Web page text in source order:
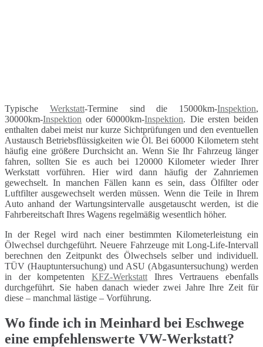
Typische Werkstatt-Termine sind die 15000km-Inspektion,
30000km-Inspektion oder 60000km-Inspektion. Die ersten beiden
enthalten dabei meist nur kurze Sichtprüfungen und den eventuellen
Austausch Betriebsflüssigkeiten wie Öl. Bei 60000 Kilometern steht
häufig eine größere Durchsicht an. Wenn Sie Ihr Fahrzeug länger
fahren, sollten Sie es auch bei 120000 Kilometer wieder Ihrer
Werkstatt vorführen. Hier wird dann häufig der Zahnriemen
gewechselt. In manchen Fällen kann es sein, dass Ölfilter oder
Luftfilter ausgewechselt werden müssen. Wenn die Teile in Ihrem
Auto anhand der Wartungsintervalle ausgetauscht werden, ist die
Fahrbereitschaft Ihres Wagens regelmäßig wesentlich höher.
In der Regel wird nach einer bestimmten Kilometerleistung ein
Ölwechsel durchgeführt. Neuere Fahrzeuge mit Long-Life-Intervall
berechnen den Zeitpunkt des Ölwechsels selber und individuell.
TÜV (Hauptuntersuchung) und ASU (Abgasuntersuchung) werden
in der kompetenten KFZ-Werkstatt Ihres Vertrauens ebenfalls
durchgeführt. Sie haben danach wieder zwei Jahre Ihre Zeit für
diese – manchmal lästige – Vorführung.
Wo finde ich in Meinhard bei Eschwege
eine empfehlenswerte VW-Werkstatt?